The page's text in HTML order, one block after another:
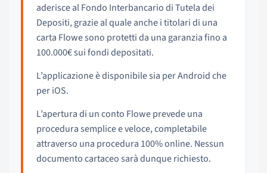
aderisce al Fondo Interbancario di Tutela dei
Depositi, grazie al quale anche i titolari di una
carta Flowe sono protetti da una garanzia fino a
100.000€ sui fondi depositati.
L’applicazione è disponibile sia per Android che
per iOS.
L’apertura di un conto Flowe prevede una
procedura semplice e veloce, completabile
attraverso una procedura 100% online. Nessun
documento cartaceo sarà dunque richiesto.